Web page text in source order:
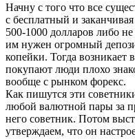
Начну с того что все
с бесплатный и
500-1000 долларов либо
им нужен огромный
копейки. Тогда возникает
покупают люди плохо
вообще с рынком форекс.
Как пишутся эти
любой валютной пары за
него советник. Потом
утверждаем, что он